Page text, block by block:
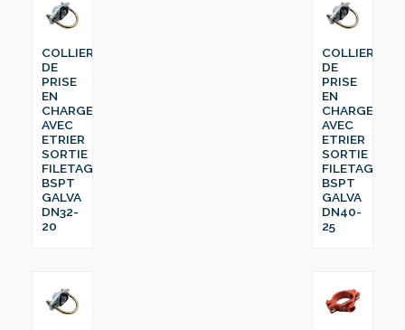
COLLIER
DE
PRISE
EN
CHARGE
AVEC
ETRIER
SORTIE
FILETAGE
BSPT
GALVA
DN32-
20
COLLIER
DE
PRISE
EN
CHARGE
AVEC
ETRIER
SORTIE
FILETAGE
BSPT
GALVA
DN40-
25